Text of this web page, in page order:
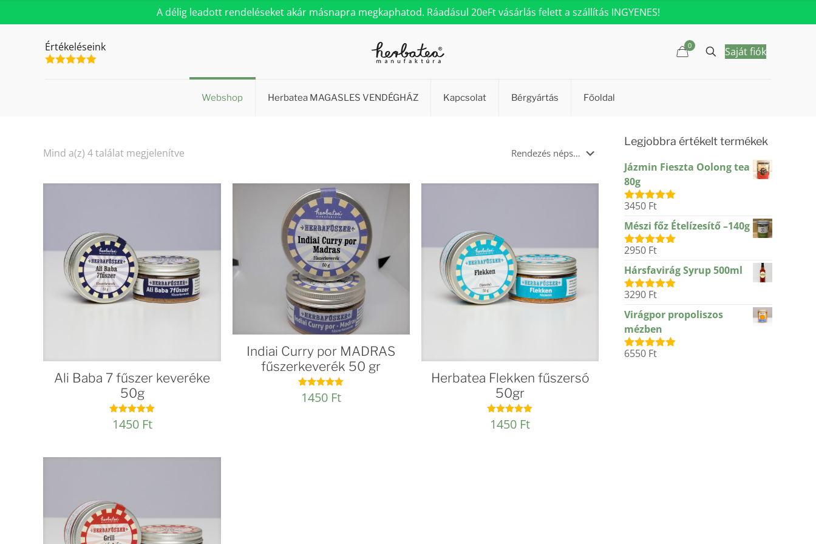
A délig leadott rendeléseket akár másnapra megkaphatod. Ráadásul 20eFt vásárlás felett a szállítás INGYENES!
Értékeléseink
Webshop Herbatea MAGASLES VENDÉGHÁZ Kapcsolat Bérgyártás Főoldal
0 Saját fiók
Mind a(z) 4 találat megjelenítve
popularity
Ali Baba 7 fűszer keveréke
50g
Értékelés:
5.00
1450 Ft
Indiai Curry por MADRAS
fűszerkeverék 50 gr
Értékelés:
5.00
1450 Ft
Herbatea Flekken fűszersó
50gr
Értékelés:
5.00
1450 Ft
Legjobbra értékelt termékek
Jázmin Fieszta Oolong tea
80g
Értékelés:
3450 Ft
Mészi főz Ételízesítő –140g
Értékelés:
2950 Ft
Hársfavirág Syrup 500ml
Értékelés:
3290 Ft
Virágpor propoliszos
mézben
Értékelés:
6550 Ft